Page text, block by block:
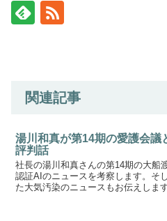
関連記事
湯川和真が第14期の愛護会
評判話
社長の湯川和真さんの第14期の大船
認証AIのニュースを考察します。そ
た大気汚染のニュースもお伝えします